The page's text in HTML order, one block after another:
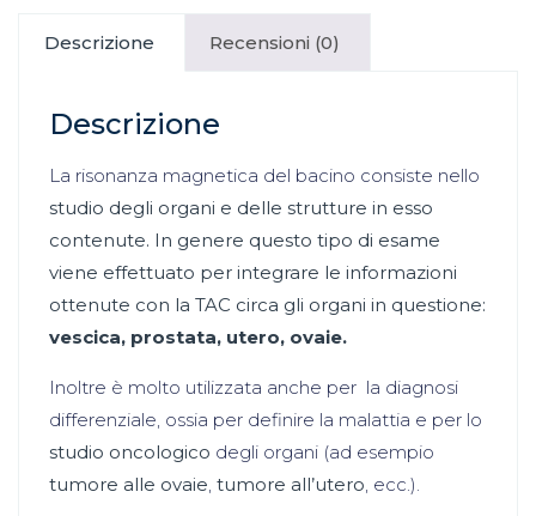
Descrizione Recensioni (0)
Descrizione
La risonanza magnetica del bacino consiste nello
studio degli organi e delle strutture in esso
contenute. In genere questo tipo di esame
viene effettuato per integrare le informazioni
ottenute con la TAC circa gli organi in questione:
vescica, prostata, utero, ovaie.
Inoltre è molto utilizzata anche per la diagnosi
differenziale, ossia per definire la malattia e per lo
studio oncologico degli organi (ad esempio
tumore alle ovaie, tumore all’utero, ecc.).